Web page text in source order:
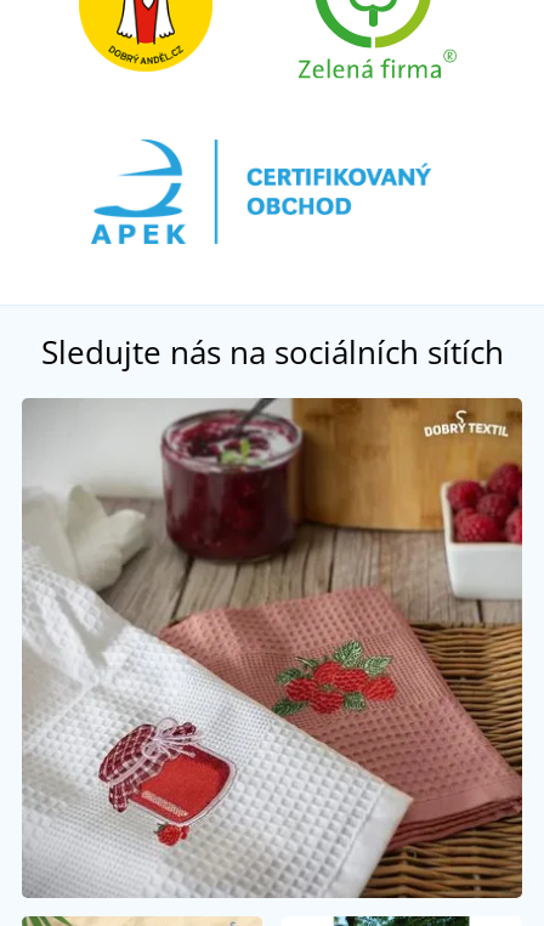
Sledujte nás na sociálních sítích